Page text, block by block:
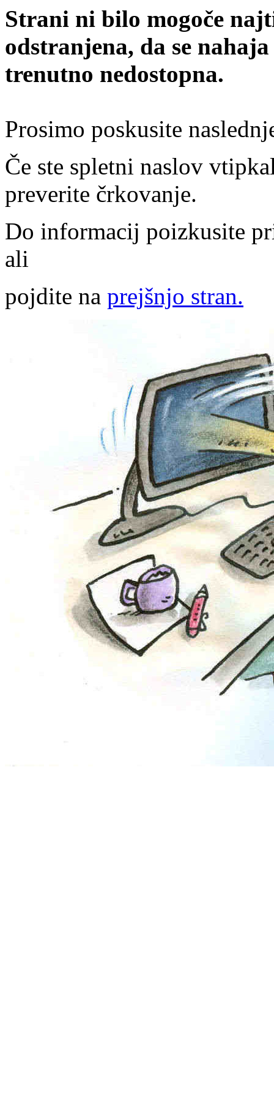
Strani ni bilo mogoče
odstranjena, da se
trenutno nedostopna.
Prosimo poskusite
Če ste spletni naslov
preverite črkovanje.
Do informacij poizkusite
ali
pojdite na prejšnjo stran.